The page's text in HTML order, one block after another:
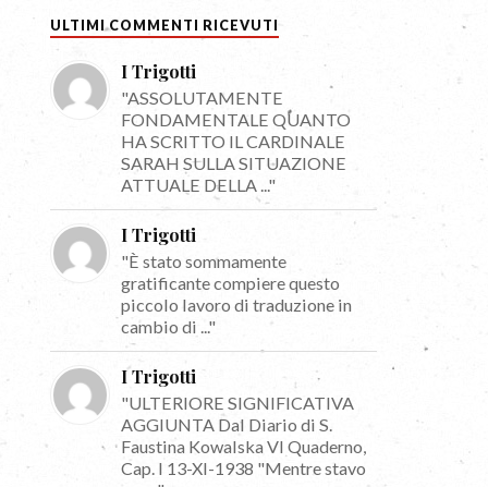
ULTIMI COMMENTI RICEVUTI
I Trigotti
"ASSOLUTAMENTE
FONDAMENTALE QUANTO
HA SCRITTO IL CARDINALE
SARAH SULLA SITUAZIONE
ATTUALE DELLA ..."
I Trigotti
"È stato sommamente
gratificante compiere questo
piccolo lavoro di traduzione in
cambio di ..."
I Trigotti
"ULTERIORE SIGNIFICATIVA
AGGIUNTA Dal Diario di S.
Faustina Kowalska VI Quaderno,
Cap. I 13-XI-1938 "Mentre stavo